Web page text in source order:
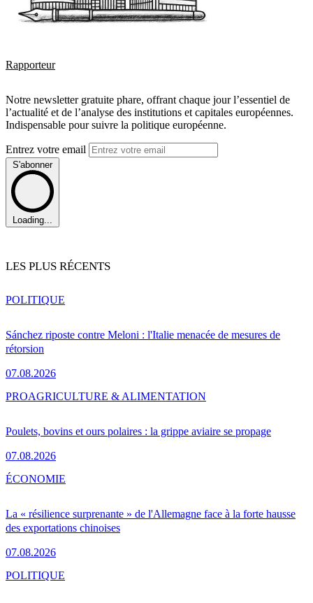
Rapporteur
Notre newsletter gratuite phare, offrant chaque jour l’essentiel de
l’actualité et de l’analyse des institutions et capitales européennes.
Indispensable pour suivre la politique européenne.
Entrez votre email
S'abonner
Loading...
LES PLUS RÉCENTS
Sánchez riposte contre Meloni : l'Italie menacée de mesures de
rétorsion
07.08.2026
POLITIQUE
Poulets, bovins et ours polaires : la grippe aviaire se propage
07.08.2026
PROAGRICULTURE & ALIMENTATION
La « résilience surprenante » de l'Allemagne face à la forte hausse
des exportations chinoises
07.08.2026
ÉCONOMIE
POLITIQUE